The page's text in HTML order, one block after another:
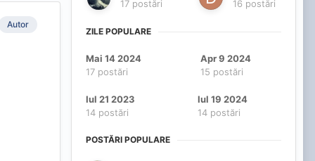
Autor
17 postări 16 postări
ZILE POPULARE
Mai 14 2024
17 postări
Apr 9 2024
15 postări
Iul 21 2023
14 postări
Iul 19 2024
14 postări
POSTĂRI POPULARE